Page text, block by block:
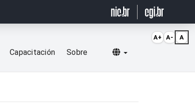
Capacitación Sobre Selecionar idioma
A+ A- A